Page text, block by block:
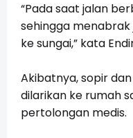
“Pada saat jalan
sehingga
ke sungai,” kata
Akibatnya, sopir
dilarikan ke rumah
pertolongan medis.